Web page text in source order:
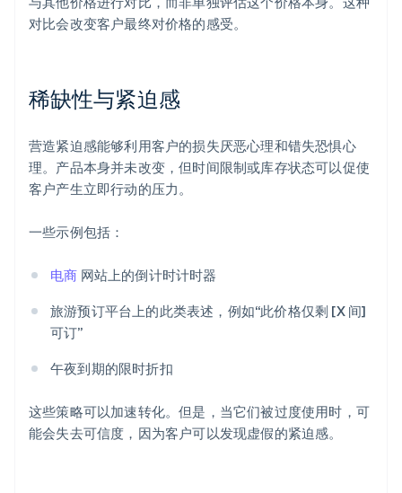
对比会改变客户最终对价格的感受。
稀缺性与紧迫感
营造紧迫感能够利用客户的损失厌恶心理和错失恐惧心
理。产品本身并未改变，但时间限制或库存状态可以促使
客户产生立即行动的压力。
一些示例包括：
电商 网站上的倒计时计时器
旅游预订平台上的此类表述，例如“此价格仅剩 [X 间]
可订”
午夜到期的限时折扣
这些策略可以加速转化。但是，当它们被过度使用时，可
能会失去可信度，因为客户可以发现虚假的紧迫感。